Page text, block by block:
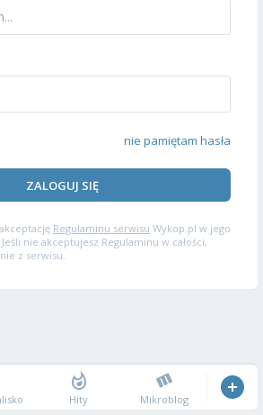
nie pamiętam hasła
ZALOGUJ SIĘ
Regulaminu serwisu Wykop.pl w jego
nie akceptujesz Regulaminu w całości,
z serwisu.
Hity Mikroblog